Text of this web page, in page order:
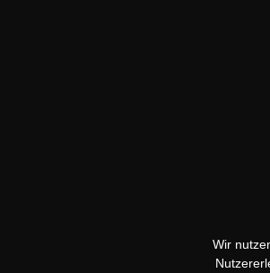
Wir